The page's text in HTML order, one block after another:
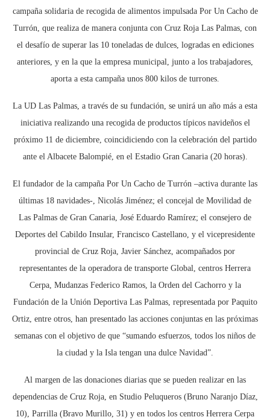
campaña solidaria de recogida de alimentos impulsada Por Un Cacho de
Turrón, que realiza de manera conjunta con Cruz Roja Las Palmas, con
el desafío de superar las 10 toneladas de dulces, logradas en ediciones
anteriores, y en la que la empresa municipal, junto a los trabajadores,
aporta a esta campaña unos 800 kilos de turrones.
La UD Las Palmas, a través de su fundación, se unirá un año más a esta
iniciativa realizando una recogida de productos típicos navideños el
próximo 11 de diciembre, coincidiciendo con la celebración del partido
ante el Albacete Balompié, en el Estadio Gran Canaria (20 horas).
El fundador de la campaña Por Un Cacho de Turrón –activa durante las
últimas 18 navidades-, Nicolás Jiménez; el concejal de Movilidad de
Las Palmas de Gran Canaria, José Eduardo Ramírez; el consejero de
Deportes del Cabildo Insular, Francisco Castellano, y el vicepresidente
provincial de Cruz Roja, Javier Sánchez, acompañados por
representantes de la operadora de transporte Global, centros Herrera
Cerpa, Mudanzas Federico Ramos, la Orden del Cachorro y la
Fundación de la Unión Deportiva Las Palmas, representada por Paquito
Ortiz, entre otros, han presentado las acciones conjuntas en las próximas
semanas con el objetivo de que “sumando esfuerzos, todos los niños de
la ciudad y la Isla tengan una dulce Navidad”.
Al margen de las donaciones diarias que se pueden realizar en las
dependencias de Cruz Roja, en Studio Peluqueros (Bruno Naranjo Díaz,
10), Parrilla (Bravo Murillo, 31) y en todos los centros Herrera Cerpa